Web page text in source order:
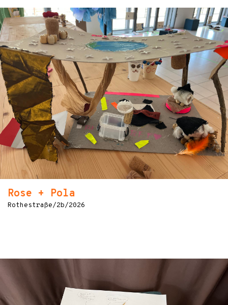
Rose + Pola
Rothestraße/2b/2026